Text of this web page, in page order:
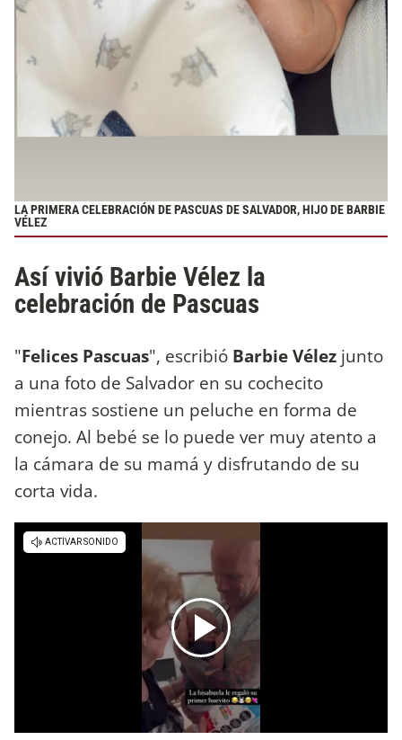
LA PRIMERA CELEBRACIÓN DE PASCUAS DE SALVADOR, HIJO DE BARBIE
VÉLEZ
Así vivió Barbie Vélez la
celebración de Pascuas
"Felices Pascuas", escribió Barbie Vélez junto
a una foto de Salvador en su cochecito
mientras sostiene un peluche en forma de
conejo. Al bebé se lo puede ver muy atento a
la cámara de su mamá y disfrutando de su
corta vida.